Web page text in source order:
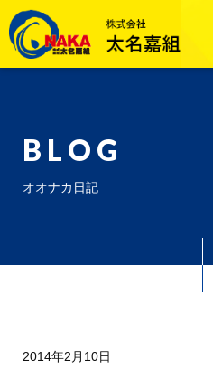
BLOG
オオナカ日記
2014年2月10日